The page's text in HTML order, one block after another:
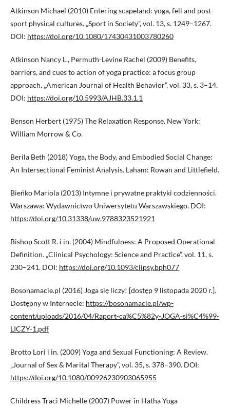
Atkinson Michael (2010) Entering scapeland: yoga, fell and post-
sport physical cultures. „Sport in Society”, vol. 13, s. 1249–1267.
DOI: https://doi.org/10.1080/17430431003780260
Atkinson Nancy L., Permuth-Levine Rachel (2009) Benefits,
barriers, and cues to action of yoga practice: a focus group
approach. „American Journal of Health Behavior”, vol. 33, s. 3–14.
DOI: https://doi.org/10.5993/AJHB.33.1.1
Benson Herbert (1975) The Relaxation Response. New York:
William Morrow & Co.
Berila Beth (2018) Yoga, the Body, and Embodied Social Change:
An Intersectional Feminist Analysis. Laham: Rowan and Littlefield.
Bieńko Mariola (2013) Intymne i prywatne praktyki codzienności.
Warszawa: Wydawnictwo Uniwersytetu Warszawskiego. DOI:
https://doi.org/10.31338/uw.9788323521921
Bishop Scott R. i in. (2004) Mindfulness: A Proposed Operational
Definition. „Clinical Psychology: Science and Practice”, vol. 11, s.
230–241. DOI: https://doi.org/10.1093/clipsy.bph077
Bosonamacie.pl (2016) Joga się liczy! [dostęp 9 listopada 2020 r.].
Dostępny w Internecie: https://bosonamacie.pl/wp-
content/uploads/2016/04/Raport-ca%C5%82y-JOGA-si%C4%99-
LICZY-1.pdf
Brotto Lori i in. (2009) Yoga and Sexual Functioning: A Review.
„Journal of Sex & Marital Therapy”, vol. 35, s. 378–390. DOI:
https://doi.org/10.1080/00926230903065955
Childress Traci Michelle (2007) Power in Hatha Yoga